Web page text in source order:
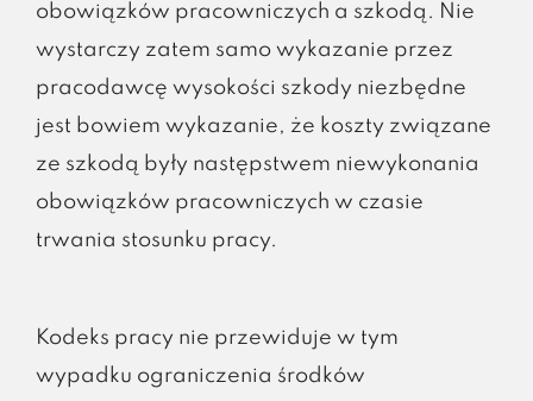
obowiązków pracowniczych a szkodą. Nie
wystarczy zatem samo wykazanie przez
pracodawcę wysokości szkody niezbędne
jest bowiem wykazanie, że koszty związane
ze szkodą były następstwem niewykonania
obowiązków pracowniczych w czasie
trwania stosunku pracy.
Kodeks pracy nie przewiduje w tym
wypadku ograniczenia środków